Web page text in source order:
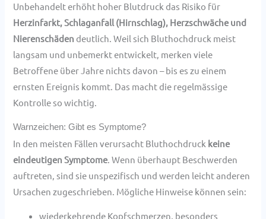
Unbehandelt erhöht hoher Blutdruck das Risiko für
Herzinfarkt, Schlaganfall (Hirnschlag), Herzschwäche und
Nierenschäden deutlich. Weil sich Bluthochdruck meist
langsam und unbemerkt entwickelt, merken viele
Betroffene über Jahre nichts davon – bis es zu einem
ernsten Ereignis kommt. Das macht die regelmässige
Kontrolle so wichtig.
Warnzeichen: Gibt es Symptome?
In den meisten Fällen verursacht Bluthochdruck keine
eindeutigen Symptome . Wenn überhaupt Beschwerden
auftreten, sind sie unspezifisch und werden leicht anderen
Ursachen zugeschrieben. Mögliche Hinweise können sein:
wiederkehrende Kopfschmerzen, besonders